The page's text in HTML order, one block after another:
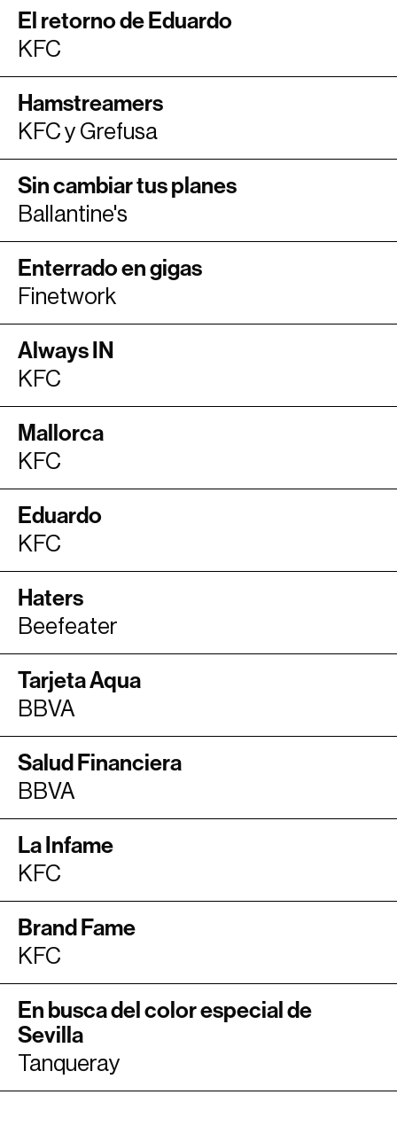
El retorno de Eduardo
KFC
Hamstreamers
KFC y Grefusa
Sin cambiar tus planes
Ballantine's
Enterrado en gigas
Finetwork
Always IN
KFC
Mallorca
KFC
Eduardo
KFC
Haters
Beefeater
Tarjeta Aqua
BBVA
Salud Financiera
BBVA
La Infame
KFC
Brand Fame
KFC
En busca del color especial de
Sevilla
Tanqueray